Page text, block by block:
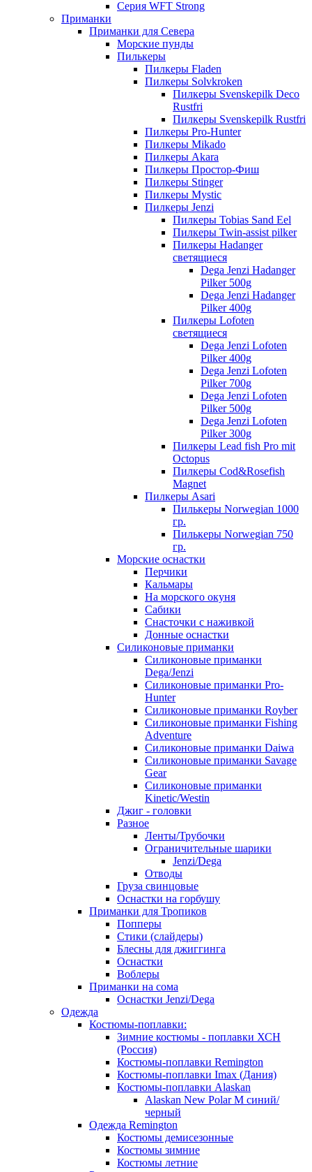
Серия WFT Strong
Приманки
Приманки для Севера
Морские пунды
Пилькеры
Пилкеры Fladen
Пилкеры Solvkroken
Пилкеры Svenskepilk Deco
Rustfri
Пилкеры Svenskepilk Rustfri
Пилкеры Pro-Hunter
Пилкеры Mikado
Пилкеры Akara
Пилкеры Простор-Фиш
Пилкеры Stinger
Пилкеры Mystic
Пилкеры Jenzi
Пилкеры Tobias Sand Eel
Пилкеры Twin-assist pilker
Пилкеры Hadanger
светящиеся
Dega Jenzi Hadanger
Pilker 500g
Dega Jenzi Hadanger
Pilker 400g
Пилкеры Lofoten
светящиеся
Dega Jenzi Lofoten
Pilker 400g
Dega Jenzi Lofoten
Pilker 700g
Dega Jenzi Lofoten
Pilker 500g
Dega Jenzi Lofoten
Pilker 300g
Пилкеры Lead fish Pro mit
Octopus
Пилкеры Cod&Rosefish
Magnet
Пилкеры Asari
Пилькеры Norwegian 1000
гр.
Пилькеры Norwegian 750
гр.
Морские оснастки
Перчики
Кальмары
На морского окуня
Сабики
Снасточки с наживкой
Донные оснастки
Силиконовые приманки
Силиконовые приманки
Dega/Jenzi
Силиконовые приманки Pro-
Hunter
Силиконовые приманки Royber
Силиконовые приманки Fishing
Adventure
Силиконовые приманки Daiwa
Силиконовые приманки Savage
Gear
Силиконовые приманки
Kinetic/Westin
Джиг - головки
Разное
Ленты/Трубочки
Ограничительные шарики
Jenzi/Dega
Отводы
Груза свинцовые
Оснастки на горбушу
Приманки для Тропиков
Попперы
Стики (слайдеры)
Блесны для джиггинга
Оснастки
Воблеры
Приманки на сома
Оснастки Jenzi/Dega
Одежда
Костюмы-поплавки:
Зимние костюмы - поплавки ХСН
(Россия)
Костюмы-поплавки Remington
Костюмы-поплавки Imax (Дания)
Костюмы-поплавки Alaskan
Alaskan New Polar M синий/
черный
Одежда Remington
Костюмы демисезонные
Костюмы зимние
Костюмы летние